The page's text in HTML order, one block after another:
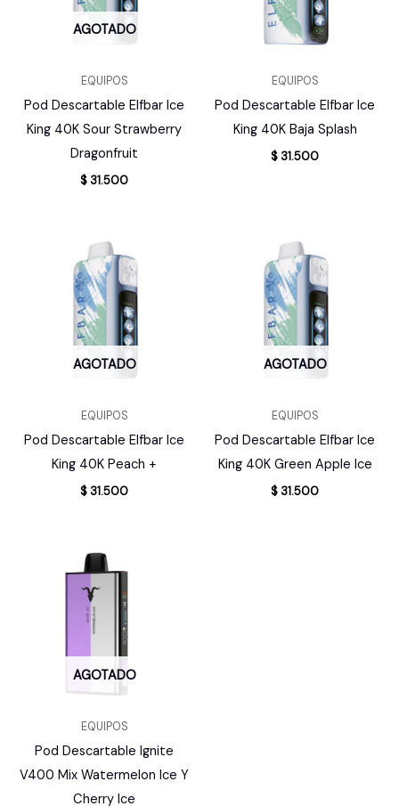
AGOTADO
EQUIPOS
Pod Descartable Elfbar Ice
King 40K Sour Strawberry
Dragonfruit
$ 31.500
EQUIPOS
Pod Descartable Elfbar Ice
King 40K Baja Splash
$ 31.500
AGOTADO
EQUIPOS
Pod Descartable Elfbar Ice
King 40K Peach +
$ 31.500
AGOTADO
EQUIPOS
Pod Descartable Elfbar Ice
King 40K Green Apple Ice
$ 31.500
AGOTADO
EQUIPOS
Pod Descartable Ignite
V400 Mix Watermelon Ice Y
Cherry Ice